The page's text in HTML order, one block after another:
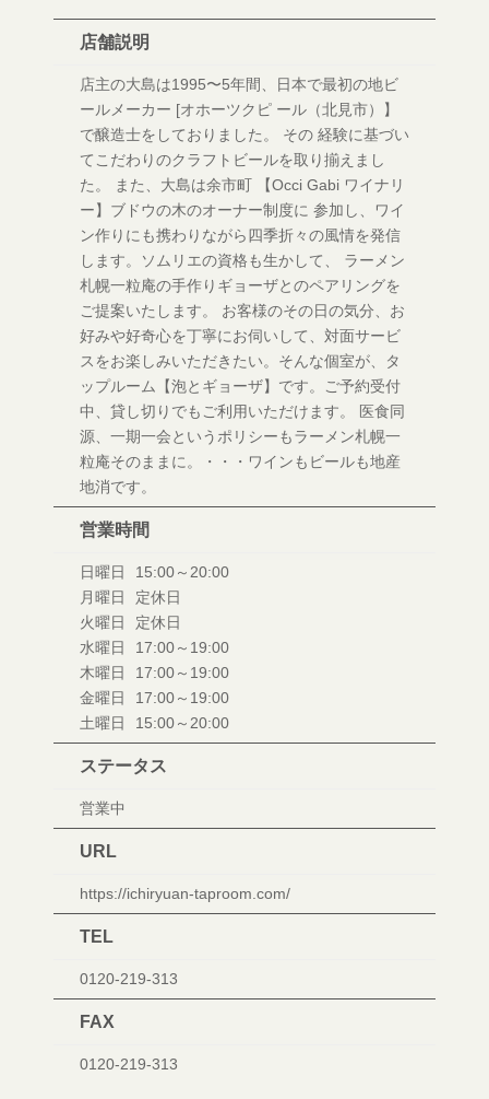
店舗説明
店主の大島は1995〜5年間、日本で最初の地ビ
ールメーカー [オホーツクピ ール（北見市）】
で醸造士をしておりました。 その 経験に基づい
てこだわりのクラフトビールを取り揃えまし
た。 また、大島は余市町 【Occi Gabi ワイナリ
ー】ブドウの木のオーナー制度に 参加し、ワイ
ン作りにも携わりながら四季折々の風情を発信
します。ソムリエの資格も生かして、 ラーメン
札幌一粒庵の手作りギョーザとのペアリングを
ご提案いたします。 お客様のその日の気分、お
好みや好奇心を丁寧にお伺いして、対面サービ
スをお楽しみいただきたい。そんな個室が、タ
ップルーム【泡とギョーザ】です。ご予約受付
中、貸し切りでもご利用いただけます。 医食同
源、一期一会というポリシーもラーメン札幌一
粒庵そのままに。・・・ワインもビールも地産
地消です。
営業時間
日曜日
15:00～20:00
月曜日
定休日
火曜日
定休日
水曜日
17:00～19:00
木曜日
17:00～19:00
金曜日
17:00～19:00
土曜日
15:00～20:00
ステータス
営業中
URL
https://ichiryuan-taproom.com/
TEL
0120-219-313
FAX
0120-219-313